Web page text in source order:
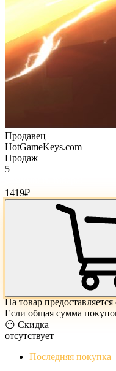
Продавец
HotGameKeys.com
Продаж
5
1419₽
На товар
Если общая сумма
😶 Скидка
отсутствует
Последняя покупка